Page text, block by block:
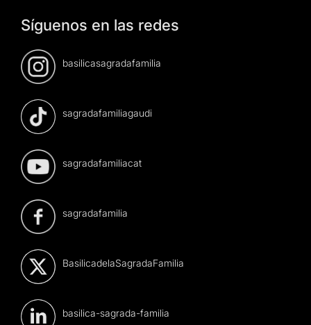
Síguenos en las redes
basilicasagradafamilia
sagradafamiliagaudi
sagradafamiliacat
sagradafamilia
BasilicadelaSagradaFamilia
basilica-sagrada-familia